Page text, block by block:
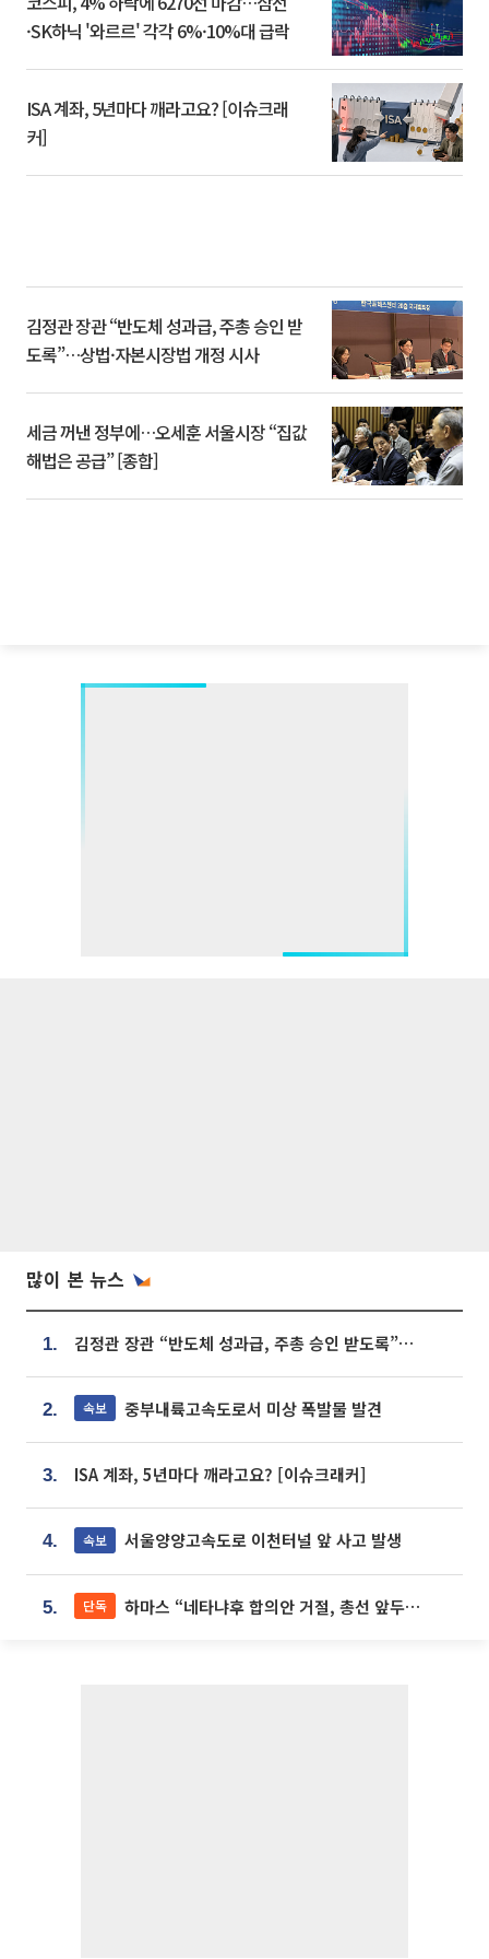
·SK하닉 '와르르' 각각 6%·10%대 급락
ISA 계좌, 5년마다 깨라고요? [이슈크래
커]
김정관 장관 “반도체 성과급, 주총 승인 받
도록”…상법·자본시장법 개정 시사
세금 꺼낸 정부에…오세훈 서울시장 “집값
해법은 공급” [종합]
많이 본 뉴스
1. 김정관 장관 “반도체 성과급, 주총 승인 받도록”…상법·자본시장법 개정 시사
2. 속보 중부내륙고속도로서 미상 폭발물 발견
3. ISA 계좌, 5년마다 깨라고요? [이슈크래커]
4. 속보 서울양양고속도로 이천터널 앞 사고 발생
5. 단독 하마스 “네타냐후 합의안 거절, 총선 앞두고 시간 끌기”